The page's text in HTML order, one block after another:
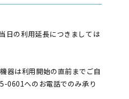
日の利用延長につきましては
器は利用開始の直前までご自
0601へのお電話でのみ承り